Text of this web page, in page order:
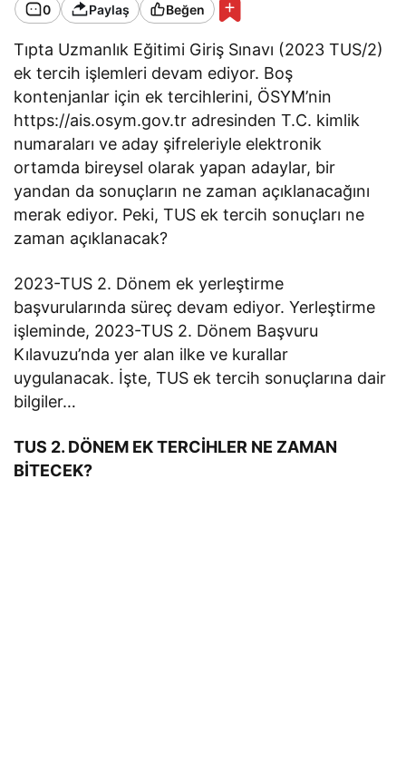
0 Paylaş Beğen
Tıpta Uzmanlık Eğitimi Giriş Sınavı (2023 TUS/2)
ek tercih işlemleri devam ediyor. Boş
kontenjanlar için ek tercihlerini, ÖSYM’nin
https://ais.osym.gov.tr adresinden T.C. kimlik
numaraları ve aday şifreleriyle elektronik
ortamda bireysel olarak yapan adaylar, bir
yandan da sonuçların ne zaman açıklanacağını
merak ediyor. Peki, TUS ek tercih sonuçları ne
zaman açıklanacak?
2023-TUS 2. Dönem ek yerleştirme
başvurularında süreç devam ediyor. Yerleştirme
işleminde, 2023-TUS 2. Dönem Başvuru
Kılavuzu’nda yer alan ilke ve kurallar
uygulanacak. İşte, TUS ek tercih sonuçlarına dair
bilgiler…
TUS 2. DÖNEM EK TERCİHLER NE ZAMAN
BİTECEK?